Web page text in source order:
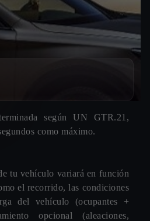
según UN GTR.21,
como máximo.
tu vehículo variará en función
el recorrido, las condiciones
del vehículo (ocupantes +
opcional (aleaciones,